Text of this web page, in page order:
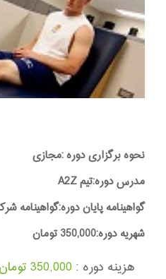
نحوه برگزاری دوره :مجازی
مدرس دوره:تیم A2Z
گواهینامه پایان دوره:گواهینامه
شهریه دوره:350,000 تومان
هزینه دوره : 350,000 تومان